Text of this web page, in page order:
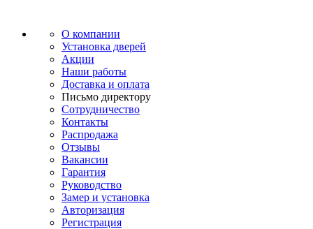
О компании
Установка дверей
Акции
Наши работы
Доставка и оплата
Письмо директору
Сотрудничество
Контакты
Распродажа
Отзывы
Вакансии
Гарантия
Руководство
Замер и установка
Авторизация
Регистрация